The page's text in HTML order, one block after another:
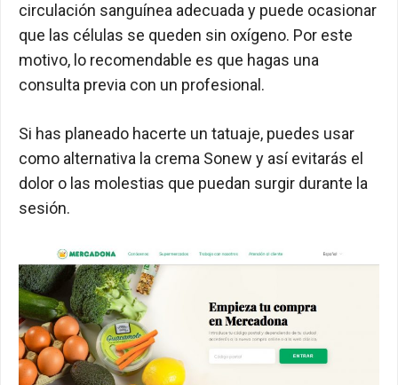
circulación sanguínea adecuada y puede ocasionar
que las células se queden sin oxígeno. Por este
motivo, lo recomendable es que hagas una
consulta previa con un profesional.
Si has planeado hacerte un tatuaje, puedes usar
como alternativa la crema Sonew y así evitarás el
dolor o las molestias que puedan surgir durante la
sesión.